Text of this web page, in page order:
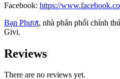
Facebook: https://
Bạn Phượt, nhà phân phối chính
Givi.
Reviews
There are no reviews yet.